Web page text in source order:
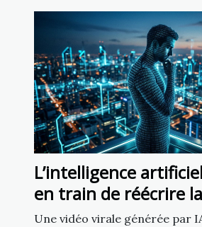
L’intelligence
en train de réécrire
source fiable ?
Une vidéo virale générée par